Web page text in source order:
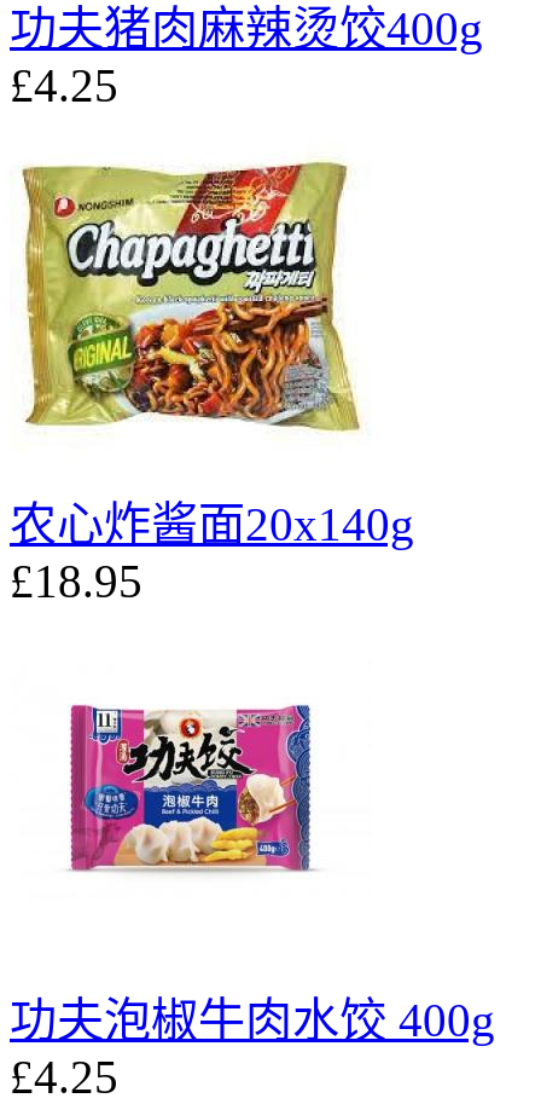
功夫猪肉麻辣烫饺400g
£4.25
农心炸酱面20x140g
£18.95
功夫泡椒牛肉水饺 400g
£4.25